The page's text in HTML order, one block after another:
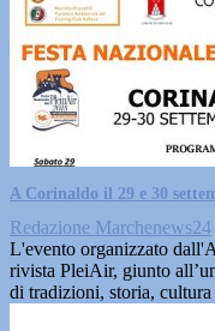
A Corinaldo il 29 e 30
Redazione Marchenews24
L'evento organizzato
rivista PleiAir, giunto
di tradizioni, storia,